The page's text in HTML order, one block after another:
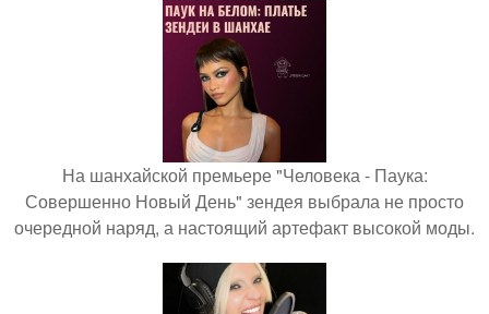
На шанхайской премьере "Человека - Паука:
Совершенно Новый День" зендея выбрала не просто
очередной наряд, а настоящий артефакт высокой моды.